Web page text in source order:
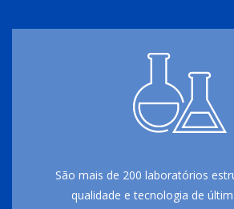
São mais de 200 laboratórios
qualidade e tecnologia de